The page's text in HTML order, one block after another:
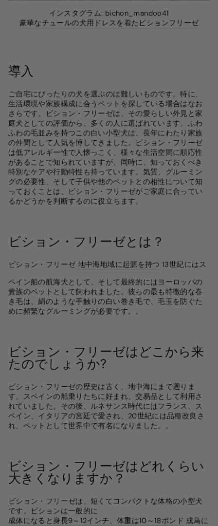
インスタグラム: bichon_mandoo41
豪華なチュールの犬用ドレスを着たビションフリーゼ
導入
ご自宅にぴったりの犬を選ぶのは難しいものです。特に、
生活環境や家族構成に合うペットを探している場合はなお
さらです。ビション・フリーゼは、その愛らしい外見と家
庭犬としての評価から、多くの人に選ばれています。ふわ
ふわの毛並みを持つこの白い小型犬は、長年にわたり家族
の仲間として人気を博してきました。ビション・フリーゼ
は低アレルギー性で人懐っこく、様々な生活空間に順応性
があることで知られていますが、同時に、知っておくべき
特別なケアや行動特性も持っています。気質、グルーミン
グの必要性、そして子供や他のペットとの相性について知
っておくことは、ビション・フリーゼがご家庭に合ってい
るかどうかを判断するのに役立ちます。
ビション・フリーゼとは？
ビション・フリーゼ 地中海地域に起源を持つ 13世紀にはス
ペイン船の航海犬として、そして最終的にはヨーロッパの
貴族のペットとして飼われました。彼らの最も特徴的な巻
き毛は、絹のような手触りの白い巻き毛で、毛玉を防ぐた
めに頻繁なグルーミングが必要です。 。
ビション・フリーゼはどこから来
たのでしょうか?
ビション・フリーゼの歴史は古く、地中海にまで遡りま
す。スペインの船乗りたちに好まれ、交易品として利用さ
れていました。その後、ルネサンス時代にはフランス、ス
ペイン、イタリアの宮廷で愛され、20世紀には品種改良さ
れ、ペットとして世界中で有名になりました。 。
ビション・フリーゼはどれくらい
大きくなりますか？
ビション・フリーゼは、短くてコンパクトな体格の小型犬
です。ビションは一般的に
成体になると身長9～12インチ、体重は10～18ポンド 成鳥に